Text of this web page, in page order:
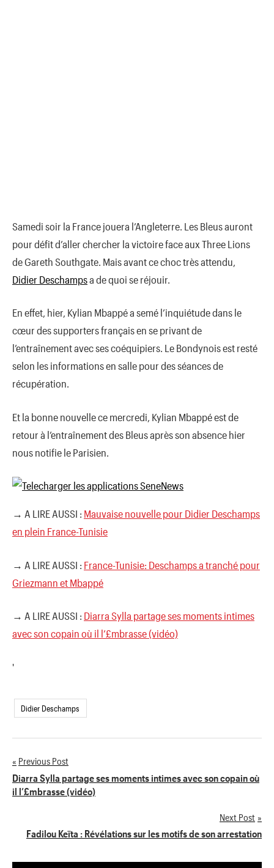
Samedi soir la France jouera l’Angleterre. Les Bleus auront
pour défit d’aller chercher la victoire face aux Three Lions
de Gareth Southgate. Mais avant ce choc très attendu,
Didier Deschampsa de quoi se réjouir.
En effet, hier, Kylian Mbappé a semé l’inquiétude dans le
cœur des supporters français en se privant de
l’entraînement avec ses coéquipiers. Le Bondynois est resté
selon les informations en salle pour des séances de
récupération.
Et la bonne nouvelle ce mercredi, Kylian Mbappé est de
retour à l’entraînement des Bleus après son absence hier
nous notifie le Parisien.
→ A LIRE AUSSI : Mauvaise nouvelle pour Didier Deschamps
en plein France-Tunisie
→ A LIRE AUSSI : France-Tunisie: Deschamps a tranché pour
Griezmann et Mbappé
→ A LIRE AUSSI : Diarra Sylla partage ses moments intimes
avec son copain où il l’£mbrasse (vidéo)
'
Didier Deschamps
Navigation
de
Previous Post
Diarra Sylla partage ses moments intimes avec son copain où
il l’£mbrasse (vidéo)
Next Post
Fadilou Keïta : Révélations sur les motifs de son arrestation